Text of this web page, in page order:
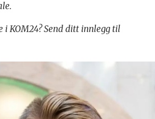
KOM24? Send ditt innlegg til